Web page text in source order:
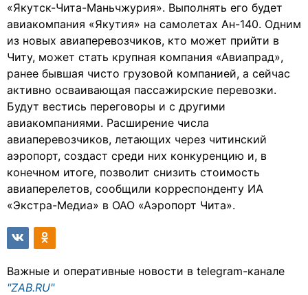
«Якутск-Чита-Маньчжурия». Выполнять его будет
авиакомпания «Якутия» на самолетах Ан-140. Одним
из новых авиаперевозчиков, кто может прийти в
Читу, может стать крупная компания «Авиапрад»,
ранее бывшая чисто грузовой компанией, а сейчас
активно осваивающая пассажирские перевозки.
Будут вестись переговоры и с другими
авиакомпаниями. Расширение числа
авиаперевозчиков, летающих через читинский
аэропорт, создаст среди них конкуренцию и, в
конечном итоге, позволит снизить стоимость
авиаперелетов, сообщили корреспонденту ИА
«Экстра-Медиа» в ОАО «Аэропорт Чита».
Важные и оперативные новости в telegram-канале
"ZAB.RU"